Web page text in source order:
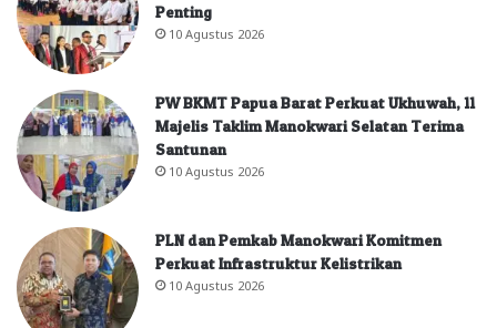
Penting
10 Agustus 2026
PW BKMT Papua Barat Perkuat Ukhuwah, 11
Majelis Taklim Manokwari Selatan Terima
Santunan
10 Agustus 2026
PLN dan Pemkab Manokwari Komitmen
Perkuat Infrastruktur Kelistrikan
10 Agustus 2026